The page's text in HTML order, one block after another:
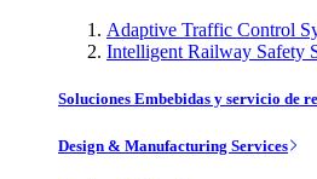
Adaptive Traffic Control
Intelligent Railway Safety
Soluciones Embebidas y servicio de
Design & Manufacturing Services